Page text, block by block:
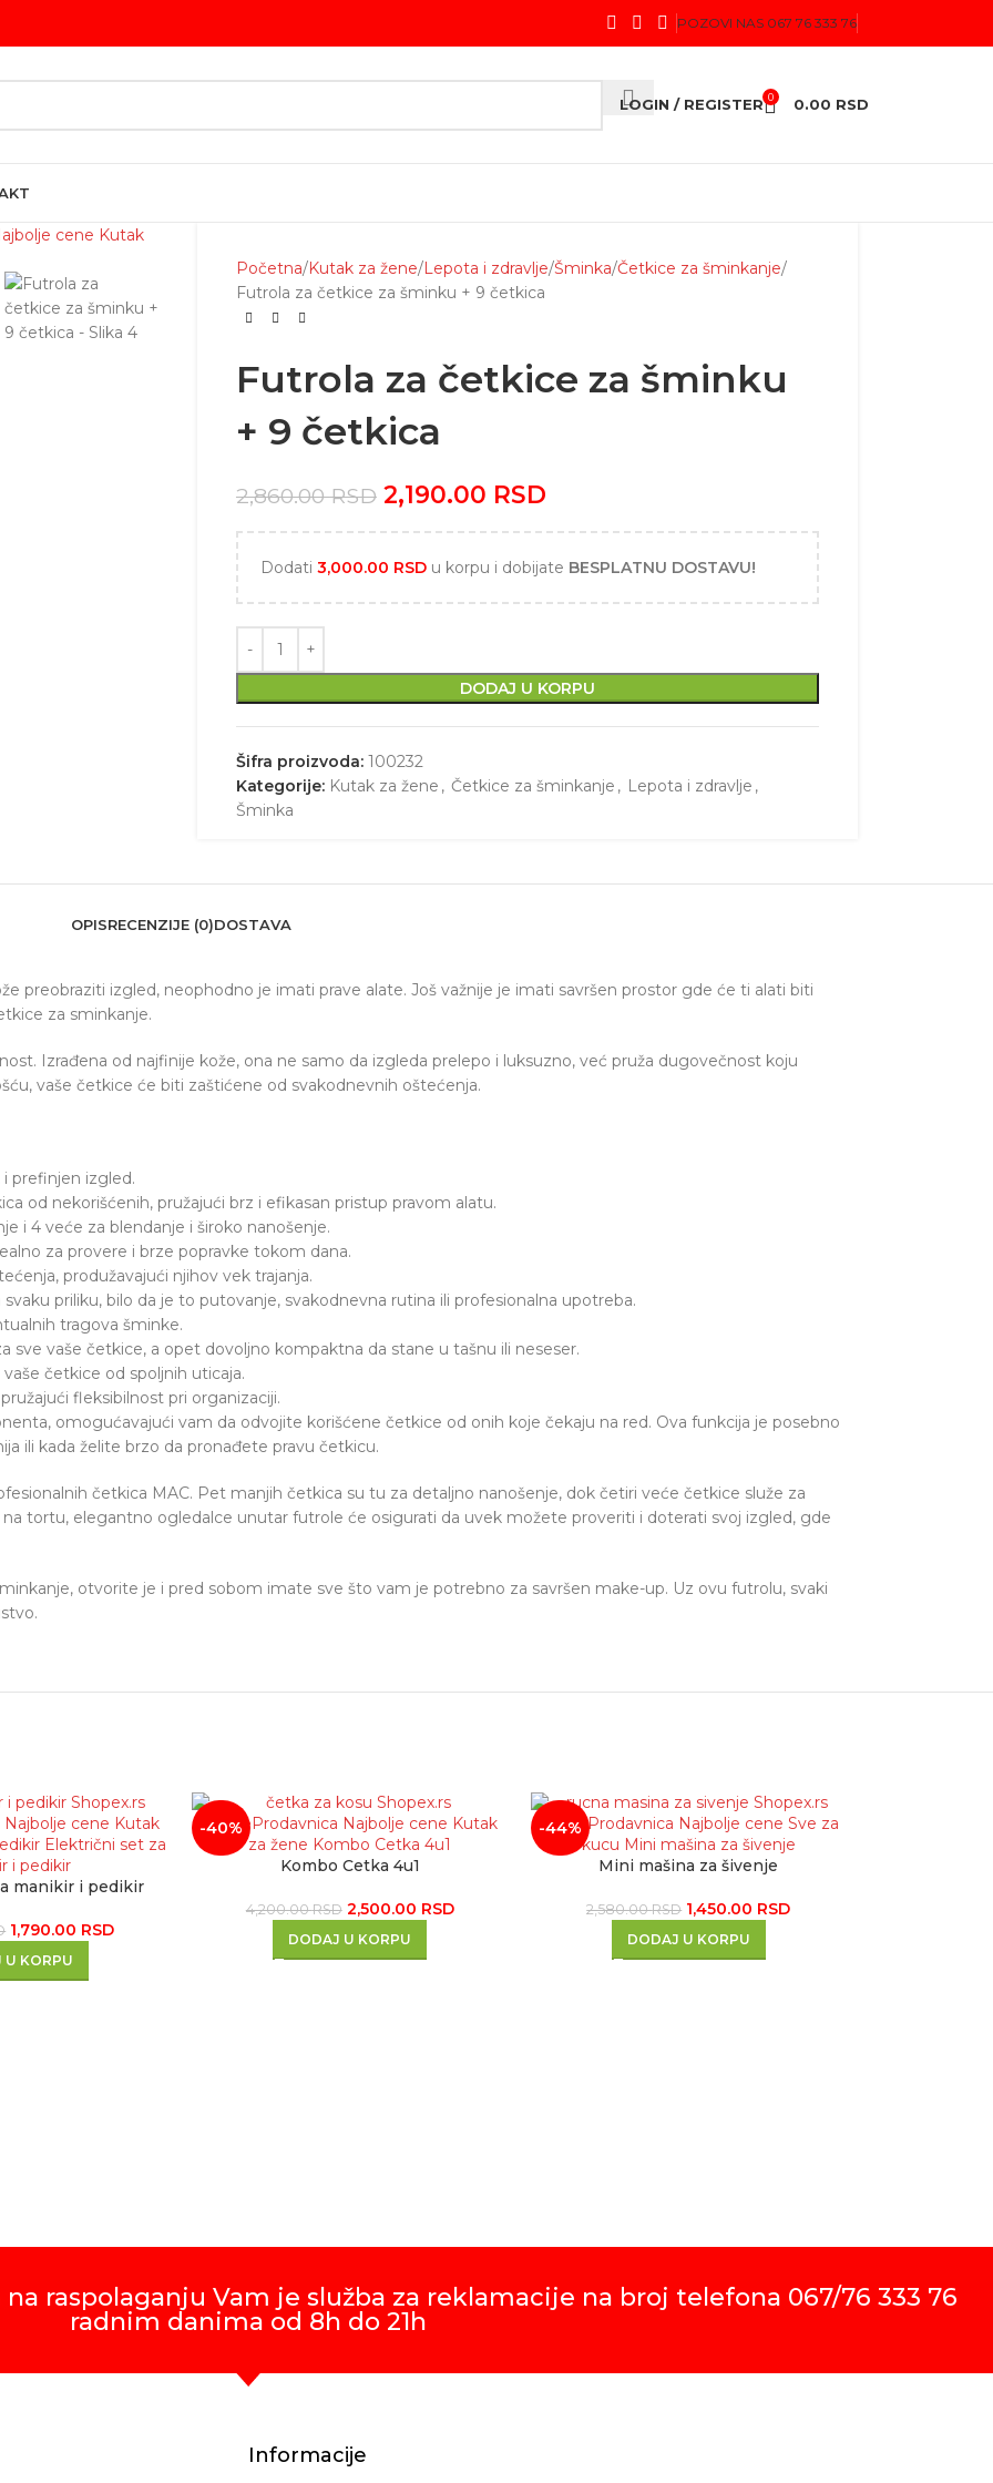
POZOVI NAS 067 76 333 76
LOGIN / REGISTER 0 0.00 RSD
Početna Kutak za žene Lepota i zdravlje Šminka Četkice za šminkanje
Futrola za četkice za šminku + 9 četkica
Futrola za četkice za šminku
+ 9 četkica
2,860.00RSD 2,190.00 RSD
Dodati 3,000.00 RSDu korpu i dobijate BESPLATNU DOSTAVU!
DODAJ U KORPU
Šifra proizvoda: 100232
Kategorije: Kutak za žene , Četkice za šminkanje , Lepota i zdravlje ,
Šminka
OPISRECENZIJE (0)DOSTAVA
preobraziti izgled, neophodno je imati prave alate. Još važnije je imati savršen prostor gde će ti alati biti
za sminkanje.
Izrađena od najfinije kože, ona ne samo da izgleda prelepo i luksuzno, već pruža dugovečnost koju
vaše četkice će biti zaštićene od svakodnevnih oštećenja.
i prefinjen izgled.
od nekorišćenih, pružajući brz i efikasan pristup pravom alatu.
i 4 veće za blendanje i široko nanošenje.
za provere i brze popravke tokom dana.
produžavajući njihov vek trajanja.
priliku, bilo da je to putovanje, svakodnevna rutina ili profesionalna upotreba.
tragova šminke.
sve vaše četkice, a opet dovoljno kompaktna da stane u tašnu ili neseser.
četkice od spoljnih uticaja.
fleksibilnost pri organizaciji.
omogućavajući vam da odvojite korišćene četkice od onih koje čekaju na red. Ova funkcija je posebno
ili kada želite brzo da pronađete pravu četkicu.
četkica MAC. Pet manjih četkica su tu za detaljno nanošenje, dok četiri veće četkice služe za
tortu, elegantno ogledalce unutar futrole će osigurati da uvek možete proveriti i doterati svoj izgled, gde
otvorite je i pred sobom imate sve što vam je potrebno za savršen make-up. Uz ovu futrolu, svaki
manikir i pedikir
1,790.00 RSD
U KORPU
-40%
Kombo Cetka 4u1
4,200.00RSD 2,500.00 RSD
DODAJ U KORPU
-44%
Mini mašina za šivenje
2,580.00RSD 1,450.00 RSD
DODAJ U KORPU
raspolaganju Vam je služba za reklamacije na broj telefona 067/76 333 76
radnim danima od 8h do 21h
Informacije